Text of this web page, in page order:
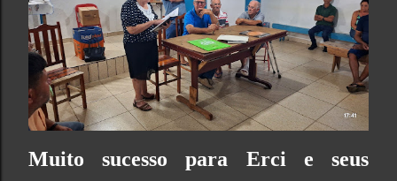
Muito sucesso para Erci e seus